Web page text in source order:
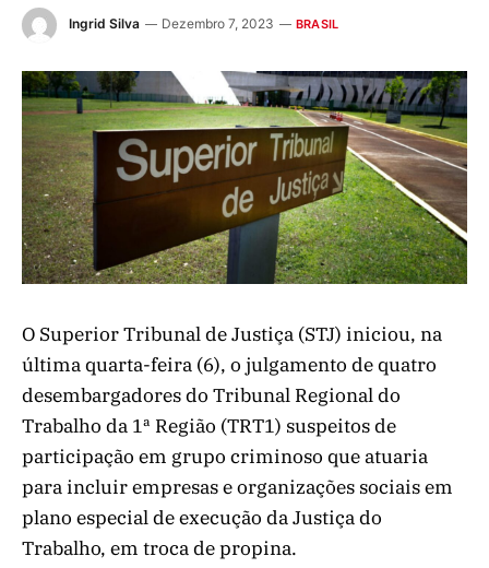
Ingrid Silva Dezembro 7, 2023 BRASIL
O Superior Tribunal de Justiça (STJ) iniciou, na
última quarta-feira (6), o julgamento de quatro
desembargadores do Tribunal Regional do
Trabalho da 1ª Região (TRT1) suspeitos de
participação em grupo criminoso que atuaria
para incluir empresas e organizações sociais em
plano especial de execução da Justiça do
Trabalho, em troca de propina.